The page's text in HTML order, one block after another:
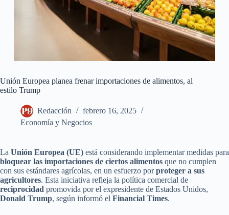
Unión Europea planea frenar importaciones de alimentos, al
estilo Trump
Redacción
febrero 16, 2025
Economía y Negocios
La Unión Europea (UE) está considerando implementar medidas para
bloquear las importaciones de ciertos alimentos que no cumplen
con sus estándares agrícolas, en un esfuerzo porproteger a sus
agricultores. Esta iniciativa refleja la política comercial de
reciprocidad promovida por el expresidente de Estados Unidos,
Donald Trump, según informó el Financial Times.